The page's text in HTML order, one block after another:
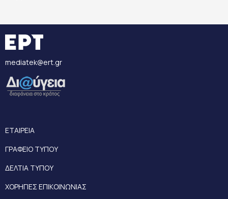
mediatek@ert.gr
ΕΤΑΙΡΕΙΑ
ΓΡΑΦΕΙΟ ΤΥΠΟΥ
ΔΕΛΤΙΑ ΤΥΠΟΥ
ΧΟΡΗΓΙΕΣ ΕΠΙΚΟΙΝΩΝΙΑΣ